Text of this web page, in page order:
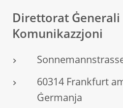
Direttorat Ġenerali
Komunikazzjoni
60314 Frankfurt
Ġermanja